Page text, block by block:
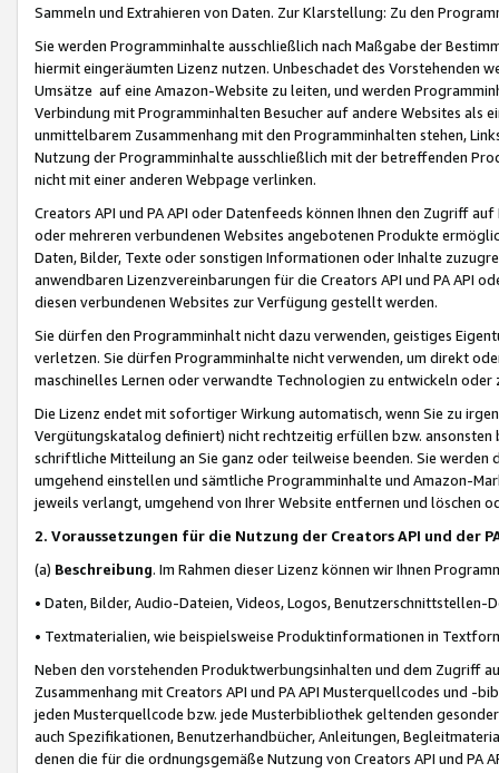
Sammeln und Extrahieren von Daten. Zur Klarstellung: Zu den
Sie werden Programminhalte ausschließlich nach Maßgabe der
hiermit eingeräumten Lizenz nutzen. Unbeschadet des Vorstehenden
Umsätze auf eine Amazon-Website zu leiten, und werden
Verbindung mit Programminhalten Besucher auf andere Websites als
unmittelbarem Zusammenhang mit den Programminhalten stehen,
Nutzung der Programminhalte ausschließlich mit der betreffenden
nicht mit einer anderen Webpage verlinken.
Creators API und PA API oder Datenfeeds können Ihnen den Zugriff
oder mehreren verbundenen Websites angebotenen Produkte
Daten, Bilder, Texte oder sonstigen Informationen oder Inhalte
anwendbaren Lizenzvereinbarungen für die Creators API und PA API
diesen verbundenen Websites zur Verfügung gestellt werden.
Sie dürfen den Programminhalt nicht dazu verwenden, geistiges
verletzen. Sie dürfen Programminhalte nicht verwenden, um direkt
maschinelles Lernen oder verwandte Technologien zu entwickeln
Die Lizenz endet mit sofortiger Wirkung automatisch, wenn Sie zu
Vergütungskatalog definiert) nicht rechtzeitig erfüllen bzw. ansonsten
schriftliche Mitteilung an Sie ganz oder teilweise beenden. Sie werden
umgehend einstellen und sämtliche Programminhalte und Amazon-
jeweils verlangt, umgehend von Ihrer Website entfernen und löschen
2. Voraussetzungen für die Nutzung der Creators API und der
(a) Beschreibung. Im Rahmen dieser Lizenz können wir Ihnen
• Daten, Bilder, Audio-Dateien, Videos, Logos, Benutzerschnittstellen-
• Textmaterialien, wie beispielsweise Produktinformationen in
Neben den vorstehenden Produktwerbungsinhalten und dem Zugriff
Zusammenhang mit Creators API und PA API Musterquellcodes und
jeden Musterquellcode bzw. jede Musterbibliothek geltenden
auch Spezifikationen, Benutzerhandbücher, Anleitungen,
denen die für die ordnungsgemäße Nutzung von Creators API und PA